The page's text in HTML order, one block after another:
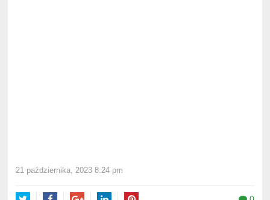
21 października, 2023 8:24 pm